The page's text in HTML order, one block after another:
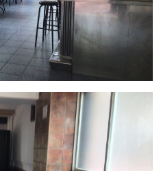
y la ubicación estratégica,
excelente oportunidad para
negocio con alto potencial